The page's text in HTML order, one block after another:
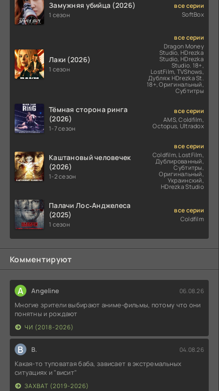
Замужняя убийца (2026)
1 сезон
все серии
SoftBox
Лаки (2026)
1 сезон
все серии
Dragon Money
Studio, HDrezka
Studio, HDrezka
Studio. 18+,
LostFilm, TVShows,
Дубляж HDrezka St.
18+, Оригинальный,
Субтитры
Тёмная сторона ринга
(2026)
1-7 сезон
все серии
AMS, Coldfilm,
Octopus, Ultradox
Каштановый человечек
(2026)
1-2 сезон
все серии
Coldfilm, LostFilm,
Дублированный,
Субтитры,
Оригинальный,
Украинский,
HDrezka Studio
Палачи Лос‑Анджелеса
(2025)
1 сезон
все серии
Coldfilm
Комментируют
A Angeline 06.08.26
Многие зрители выбирают аниме-фильмы, потому что они
понятны и рождают
ЧИ (2018-2026)
В В. 04.08.26
Какая-то туповатая баба, зависает в экстремальных
ситуациях и "висит"
ЗАХВАТ (2019-2026)